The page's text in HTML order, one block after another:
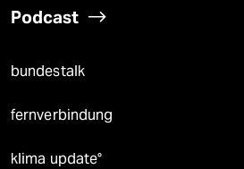
Podcast
bundestalk
fernverbindung
klima update°